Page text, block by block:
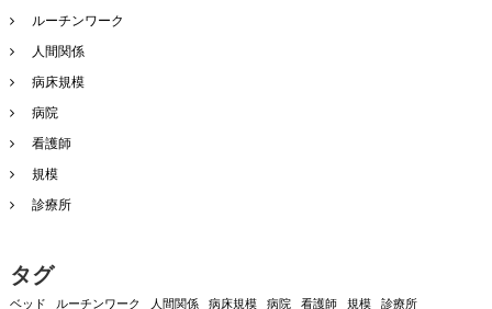
ルーチンワーク
人間関係
病床規模
病院
看護師
規模
診療所
タグ
ベッド ルーチンワーク 人間関係 病床規模 病院 看護師 規模 診療所